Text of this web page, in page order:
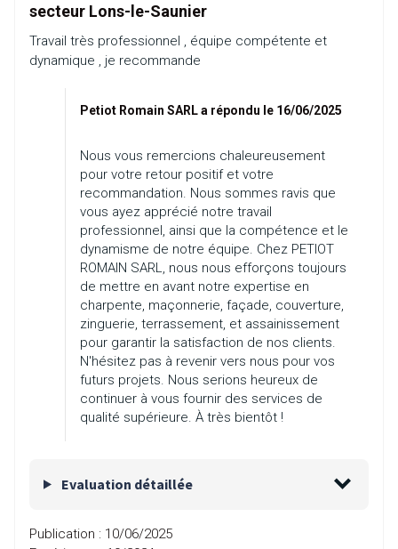
secteur Lons-le-Saunier
Travail très professionnel , équipe compétente et
dynamique , je recommande
Petiot Romain SARL a répondu le 16/06/2025
Nous vous remercions chaleureusement
pour votre retour positif et votre
recommandation. Nous sommes ravis que
vous ayez apprécié notre travail
professionnel, ainsi que la compétence et le
dynamisme de notre équipe. Chez PETIOT
ROMAIN SARL, nous nous efforçons toujours
de mettre en avant notre expertise en
charpente, maçonnerie, façade, couverture,
zinguerie, terrassement, et assainissement
pour garantir la satisfaction de nos clients.
N'hésitez pas à revenir vers nous pour vos
futurs projets. Nous serions heureux de
continuer à vous fournir des services de
qualité supérieure. À très bientôt !
Evaluation détaillée
Publication : 10/06/2025